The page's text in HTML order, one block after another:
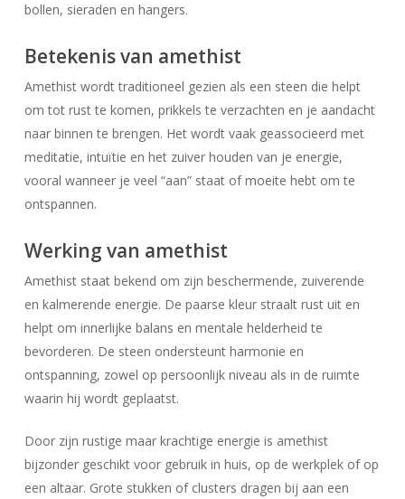
bollen, sieraden en hangers.
Betekenis van amethist
Amethist wordt traditioneel gezien als een steen die helpt
om tot rust te komen, prikkels te verzachten en je aandacht
naar binnen te brengen. Het wordt vaak geassocieerd met
meditatie, intuïtie en het zuiver houden van je energie,
vooral wanneer je veel “aan” staat of moeite hebt om te
ontspannen.
Werking van amethist
Amethist staat bekend om zijn beschermende, zuiverende
en kalmerende energie. De paarse kleur straalt rust uit en
helpt om innerlijke balans en mentale helderheid te
bevorderen. De steen ondersteunt harmonie en
ontspanning, zowel op persoonlijk niveau als in de ruimte
waarin hij wordt geplaatst.
Door zijn rustige maar krachtige energie is amethist
bijzonder geschikt voor gebruik in huis, op de werkplek of op
een altaar. Grote stukken of clusters dragen bij aan een